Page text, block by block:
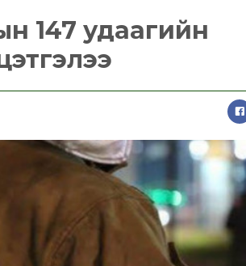
147 удаагийн